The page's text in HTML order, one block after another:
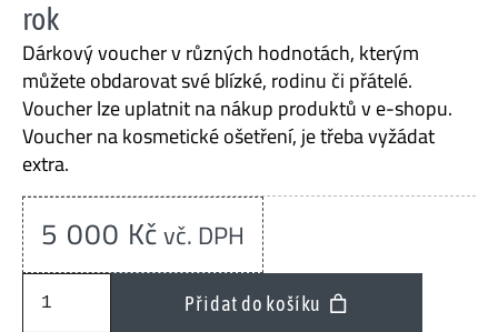
rok
Dárkový voucher v různých hodnotách, kterým
můžete obdarovat své blízké, rodinu či přátelé.
Voucher lze uplatnit na nákup produktů v e-shopu.
Voucher na kosmetické ošetření, je třeba vyžádat
extra.
5 000 Kčvč. DPH
Poukaz
Přidat do košíku